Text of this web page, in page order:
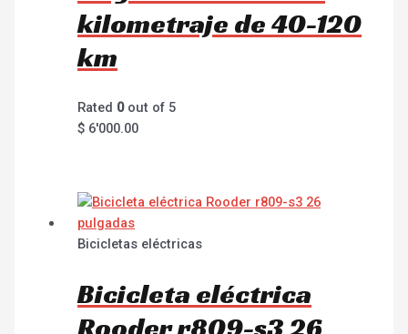
kilometraje de 40-120
km
Rated 0out of 5
$ 6'000.00
Bicicletas eléctricas
Bicicleta eléctrica